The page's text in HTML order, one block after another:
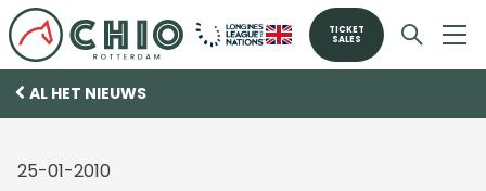
TICKET
SALES
AL HET NIEUWS
25-01-2010